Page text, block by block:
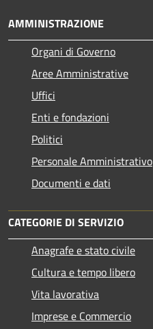
AMMINISTRAZIONE
Organi di Governo
Aree Amministrative
Uffici
Enti e fondazioni
Politici
Personale Amministrativo
Documenti e dati
CATEGORIE DI SERVIZIO
Anagrafe e stato civile
Cultura e tempo libero
Vita lavorativa
Imprese e Commercio